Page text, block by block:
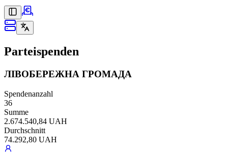
Parteispenden
ЛІВОБЕРЕЖНА ГРОМАДА
Spendenanzahl
36
Summe
2.674.540,84 UAH
Durchschnitt
74.292,80 UAH